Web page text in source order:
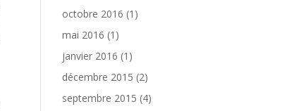
octobre 2016 (1)
mai 2016 (1)
janvier 2016 (1)
décembre 2015 (2)
septembre 2015 (4)